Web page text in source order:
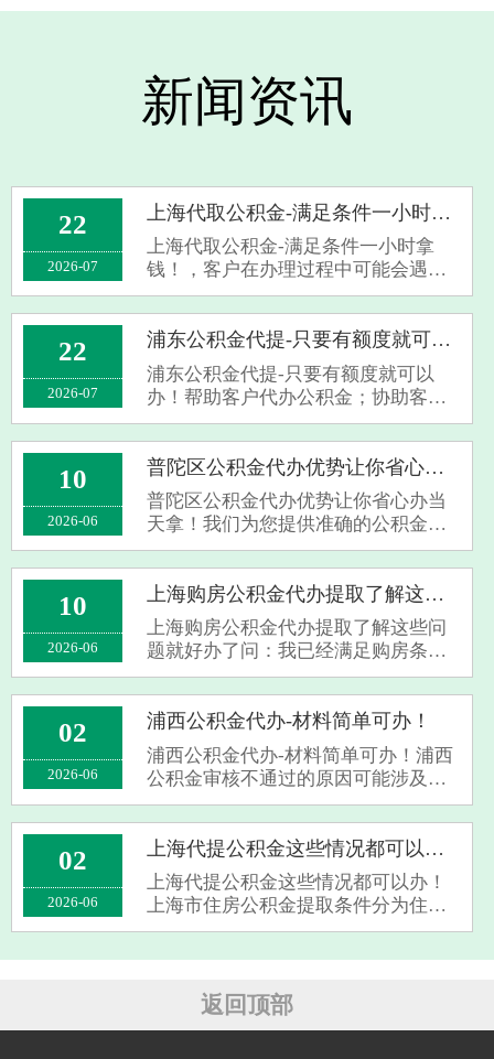
新闻资讯
22
2026-07
上海代取公积金-满足条件一小时拿钱！
上海代取公积金-满足条件一小时拿
钱！，客户在办理过程中可能会遇到
各种问题，导致公积金提取失败。上
海公积金提取代办机构凭借其丰富的
经验和专业的知识，能够帮助客户规
避各种风险，提高公积金代取的成功
率。同时，···
22
2026-07
浦东公积金代提-只要有额度就可以办！
浦东公积金代提-只要有额度就可以
办！帮助客户代办公积金；协助客户
解决与公积金代办相关的问题；提供
公积金代办咨询、申请、代办、注销
等服务；提供公积金申请、还款等咨
询服务；提供公积金转移、封存、销
户等服务。···
10
2026-06
普陀区公积金代办优势让你省心办当天拿！
普陀区公积金代办优势让你省心办当
天拿！我们为您提供准确的公积金代
取管理规定信息，包括政策解读、申
请指南、常见问题解答等。同时，我
们还提供以下服务优势：我们致力于
为用户提供简单易懂的信息和解答，
帮助用户···
10
2026-06
上海购房公积金代办提取了解这些问题就好办了
上海购房公积金代办提取了解这些问
题就好办了问：我已经满足购房条
件，可以代取公积金吗？答：是的，
如果您购买了第一套住房，您可以按
照规定代取公积金。问：我已经退休
了，可以提取公积金吗？答：可以，
退休后可以···
02
2026-06
浦西公积金代办-材料简单可办！
浦西公积金代办-材料简单可办！浦西
公积金审核不通过的原因可能涉及申
请或提取业务：浦西公积金审核不通
过的主要原因‌：‌家庭在范围内已使用
两次及以上公积金，或存在未结清的
公积金。‌家庭在浦西市行政区域内已
有···
02
2026-06
上海代提公积金这些情况都可以办！
上海代提公积金这些情况都可以办！
上海市住房公积金提取条件分为住房
消费类，住房消费类提取条件（需用
用住房或使用但申请支付首付款。‌‌房
屋需在···
返回顶部